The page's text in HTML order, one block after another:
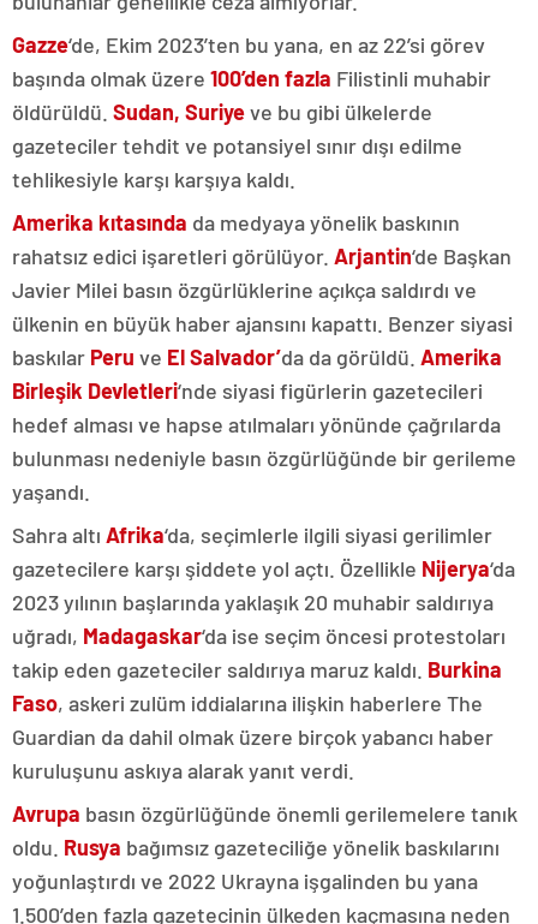
Gazze‘de, Ekim 2023’ten bu yana, en az 22’si görev
başında olmak üzere 100’den fazla Filistinli muhabir
öldürüldü. Sudan, Suriyeve bu gibi ülkelerde
gazeteciler tehdit ve potansiyel sınır dışı edilme
tehlikesiyle karşı karşıya kaldı.
Amerika kıtasında da medyaya yönelik baskının
rahatsız edici işaretleri görülüyor. Arjantin‘de Başkan
Javier Milei basın özgürlüklerine açıkça saldırdı ve
ülkenin en büyük haber ajansını kapattı. Benzer siyasi
baskılar Peru ve El Salvador’da da görüldü. Amerika
Birleşik Devletleri‘nde siyasi figürlerin gazetecileri
hedef alması ve hapse atılmaları yönünde çağrılarda
bulunması nedeniyle basın özgürlüğünde bir gerileme
yaşandı.
Sahra altı Afrika‘da, seçimlerle ilgili siyasi gerilimler
gazetecilere karşı şiddete yol açtı. Özellikle Nijerya‘da
2023 yılının başlarında yaklaşık 20 muhabir saldırıya
uğradı, Madagaskar‘da ise seçim öncesi protestoları
takip eden gazeteciler saldırıya maruz kaldı. Burkina
Faso, askeri zulüm iddialarına ilişkin haberlere The
Guardian da dahil olmak üzere birçok yabancı haber
kuruluşunu askıya alarak yanıt verdi.
Avrupa basın özgürlüğünde önemli gerilemelere tanık
oldu. Rusya bağımsız gazeteciliğe yönelik baskılarını
yoğunlaştırdı ve 2022 Ukrayna işgalinden bu yana
1.500’den fazla gazetecinin ülkeden kaçmasına neden